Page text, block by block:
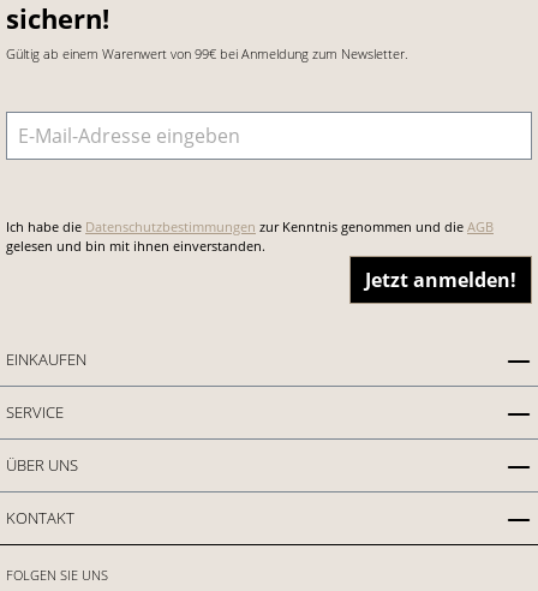
sichern!
Gültig ab einem Warenwert von 99€ bei Anmeldung zum Newsletter.
E-Mail-Adresse
Ich habe die Datenschutzbestimmungen zur Kenntnis genommen und die AGB
gelesen und bin mit ihnen einverstanden.
Jetzt anmelden!
EINKAUFEN
SERVICE
ÜBER UNS
KONTAKT
FOLGEN SIE UNS